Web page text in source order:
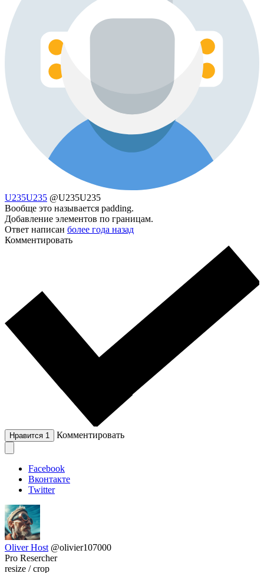
U235U235 @U235U235
Вообще это называется padding.
Добавление элементов по границам.
Ответ написан более года назад
Комментировать
Нравится 1 Комментировать
Facebook
Вконтакте
Twitter
Oliver Host @olivier107000
Pro Resercher
resize / crop